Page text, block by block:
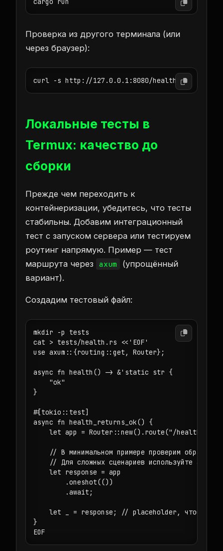
Проверка из другого терминала (или
через браузер):
Локальные тесты в
Termux: качество до
сборки
Прежде чем переходить к
контейнеризации, убедитесь, что тесты
стабильны. Добавим интеграционный
тест с запуском сервера или тестируем
роутинг напрямую. Пример — тест
маршрута через
axum
(упрощённый
вариант).
Создадим тестовый файл:
mkdir -p tests
cat > tests/health.rs <<'EOF'
use axum::{routing::get, Router};
async fn health() -> &'static str {
    "ok"
}
#[tokio::test]
async fn health_returns_ok() {
let app = Router::new().route("/health",
// В минимальном примере проверим
// Для сложных сценариев используйте
    let response = app
        .oneshot(())
        .await;
let _ = response; // placeholder, чтобы
}